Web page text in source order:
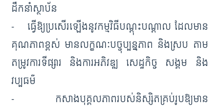
ដឹកនាំស្ថាប័ន
- ធ្វើឱ្យប្រសើរឡើងនូវកម្មវិធីបណ្តុះបណ្តាល ដែលមាន
គុណភាពខ្ពស់ មានលក្ខណៈបច្ចុប្បន្នភាព និងស្រប តាម
តម្រូវការទីផ្សារ និងការអភិវឌ្ឍ សេដ្ឋកិច្ច សង្គម និង
វប្បធម៌
- កសាងបុគ្គលភាពរបស់និស្សិតគ្រប់រូបឱ្យមាន